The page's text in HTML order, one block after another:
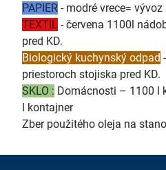
PAPIER - modré vrece=
TEXTIL - červena 1100l
pred KD.
Biologický kuchynský odpad
priestoroch stojiska pred KD.
SKLO : Domácnosti – 1100 l
l kontajner
Zber použitého oleja na